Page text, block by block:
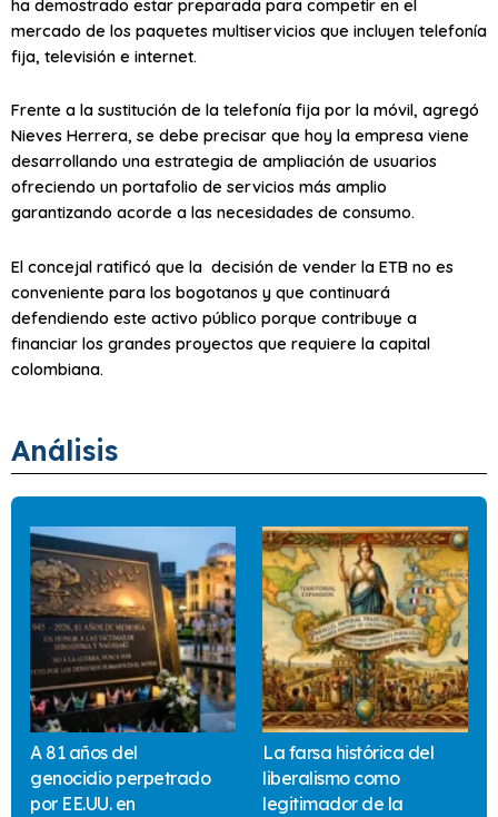
ha demostrado estar preparada para competir en el
mercado de los paquetes multiservicios que incluyen telefonía
fija, televisión e internet.
Frente a la sustitución de la telefonía fija por la móvil, agregó
Nieves Herrera, se debe precisar que hoy la empresa viene
desarrollando una estrategia de ampliación de usuarios
ofreciendo un portafolio de servicios más amplio
garantizando acorde a las necesidades de consumo.
El concejal ratificó que la decisión de vender la ETB no es
conveniente para los bogotanos y que continuará
defendiendo este activo público porque contribuye a
financiar los grandes proyectos que requiere la capital
colombiana.
Análisis
A 81 años del
genocidio perpetrado
por EE.UU. en
La farsa histórica del
liberalismo como
legitimador de la